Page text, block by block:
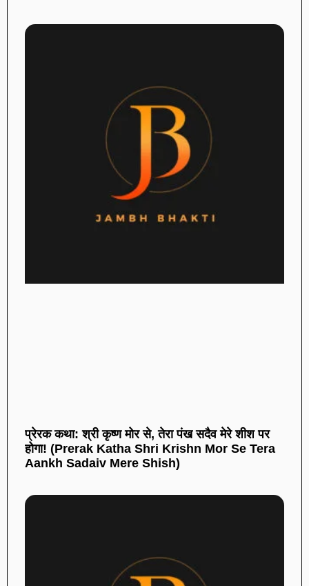
प्रेरक कथा: श्री कृष्ण मोर से, तेरा पंख सदैव मेरे शीश पर
होगा! (Prerak Katha Shri Krishn Mor Se Tera
Aankh Sadaiv Mere Shish)